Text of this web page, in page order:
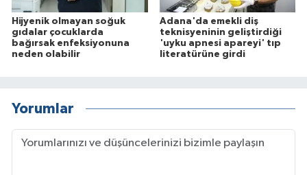
Hijyenik olmayan soğuk
gıdalar çocuklarda
bağırsak enfeksiyonuna
neden olabilir
Adana'da emekli diş
teknisyeninin geliştirdiği
'uyku apnesi apareyi' tıp
literatürüne girdi
Yorumlar